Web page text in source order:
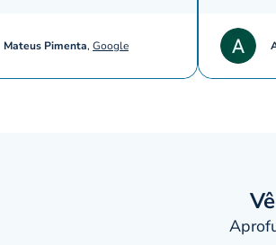
Mateus Pimenta, Google